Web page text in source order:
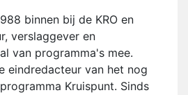
binnen bij de KRO en
verslaggever en
van programma's mee.
eindredacteur van het nog
Kruispunt. Sinds